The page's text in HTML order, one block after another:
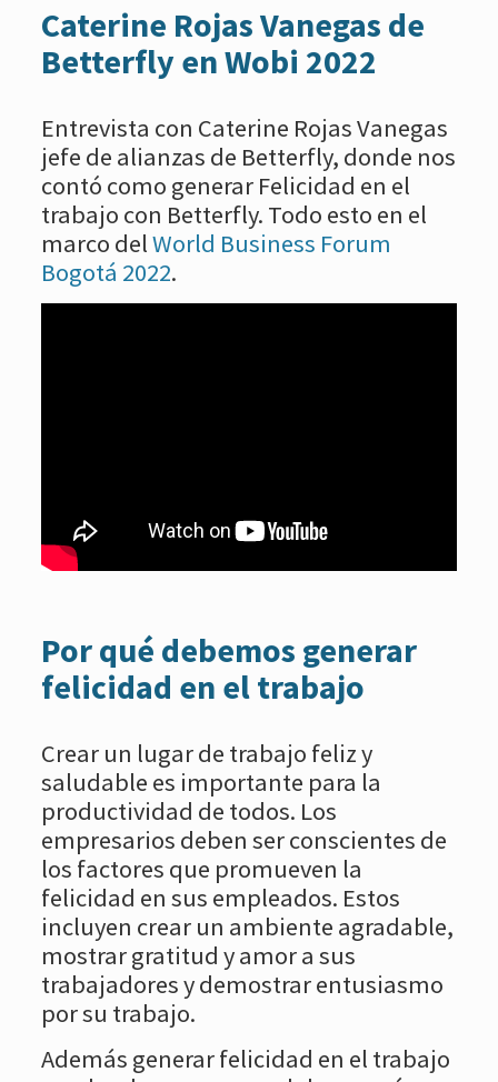
Caterine Rojas Vanegas de
Betterfly en Wobi 2022
Entrevista con Caterine Rojas Vanegas
jefe de alianzas de Betterfly, donde nos
contó como generar Felicidad en el
trabajo con Betterfly. Todo esto en el
marco delWorld Business Forum
Bogotá 2022.
Por qué debemos generar
felicidad en el trabajo
Crear un lugar de trabajo feliz y
saludable es importante para la
productividad de todos. Los
empresarios deben ser conscientes de
los factores que promueven la
felicidad en sus empleados. Estos
incluyen crear un ambiente agradable,
mostrar gratitud y amor a sus
trabajadores y demostrar entusiasmo
por su trabajo.
Además generar felicidad en el trabajo